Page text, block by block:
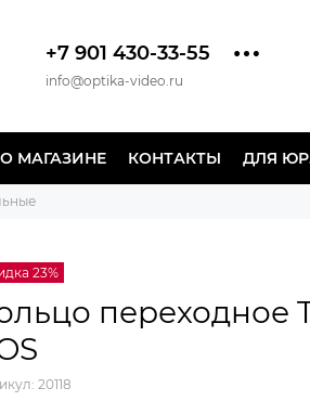
+7 901 430-33-55
info@optika-video.ru
О МАГАЗИНЕ КОНТАКТЫ ДЛЯ
23%
переходное
20118